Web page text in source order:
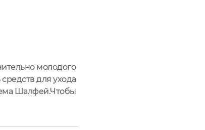
молодого
для ухода
Шалфей.Чтобы